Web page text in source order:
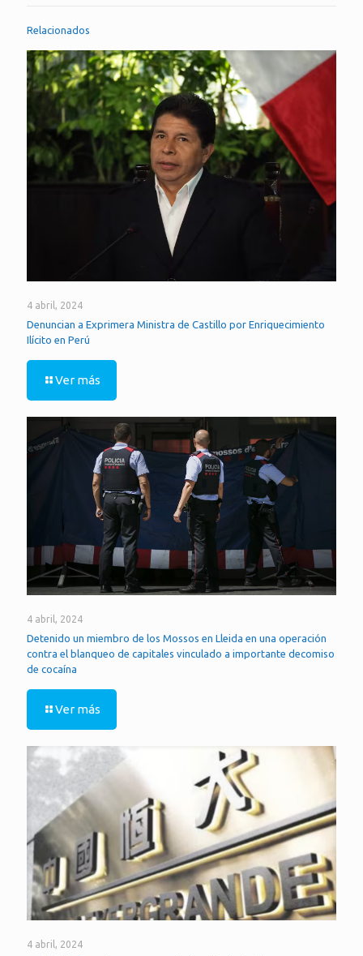
Relacionados
4 abril, 2024
Denuncian a Exprimera Ministra de Castillo por Enriquecimiento
Ilícito en Perú
Ver más
4 abril, 2024
Detenido un miembro de los Mossos en Lleida en una operación
contra el blanqueo de capitales vinculado a importante decomiso
de cocaína
Ver más
4 abril, 2024